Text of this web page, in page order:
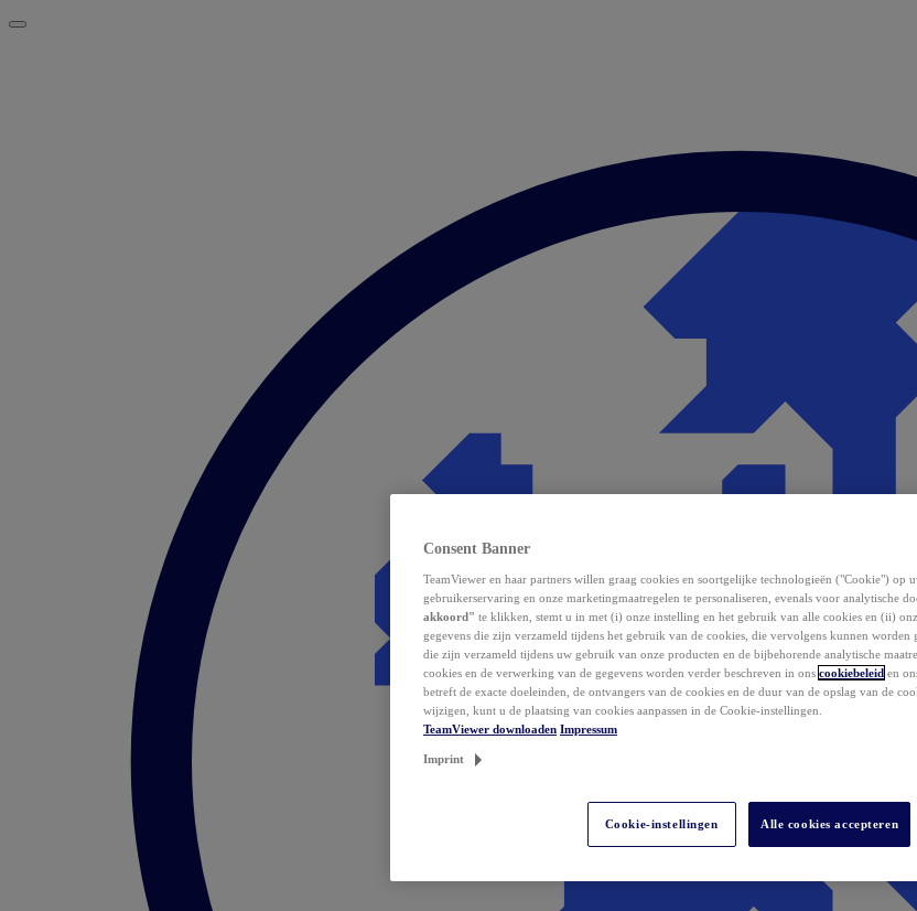
Consent Banner
TeamViewer en haar partners willen graag cookies en soortgelijke technologieën ("Cookie") op
gebruikerservaring en onze marketingmaatregelen te personaliseren, evenals voor analytische
akkoord" te klikken, stemt u in met (i) onze instelling en het gebruik van alle cookies en (ii)
gegevens die zijn verzameld tijdens het gebruik van de cookies, die vervolgens kunnen worden
die zijn verzameld tijdens uw gebruik van onze producten en de bijbehorende analytische
cookies en de verwerking van de gegevens worden verder beschreven in ons cookiebeleid en
betreft de exacte doeleinden, de ontvangers van de cookies en de duur van de opslag van de
wijzigen, kunt u de plaatsing van cookies aanpassen in de Cookie-instellingen.
TeamViewer downloaden Impressum
Imprint
Cookie-instellingen Alle cookies accepteren